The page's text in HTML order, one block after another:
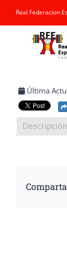
Saltar
al
contenido
Real Federacion
Última
Descripción